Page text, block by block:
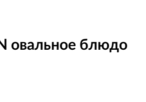
овальное блюдо